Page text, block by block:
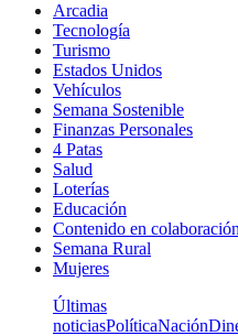
Arcadia
Tecnología
Turismo
Estados Unidos
Vehículos
Semana Sostenible
Finanzas Personales
4 Patas
Salud
Loterías
Educación
Contenido en colaboración
Semana Rural
Mujeres
Últimas
noticiasPolíticaNación